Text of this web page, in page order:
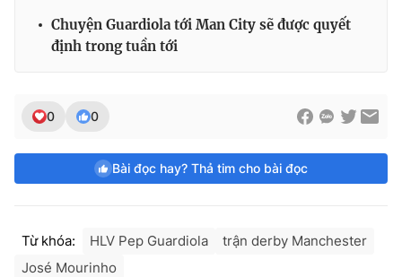
Chuyện Guardiola tới Man City sẽ được quyết
định trong tuần tới
0 0
Bài đọc hay? Thả tim cho bài đọc
Từ khóa: HLV Pep Guardiola
trận derby Manchester
José Mourinho